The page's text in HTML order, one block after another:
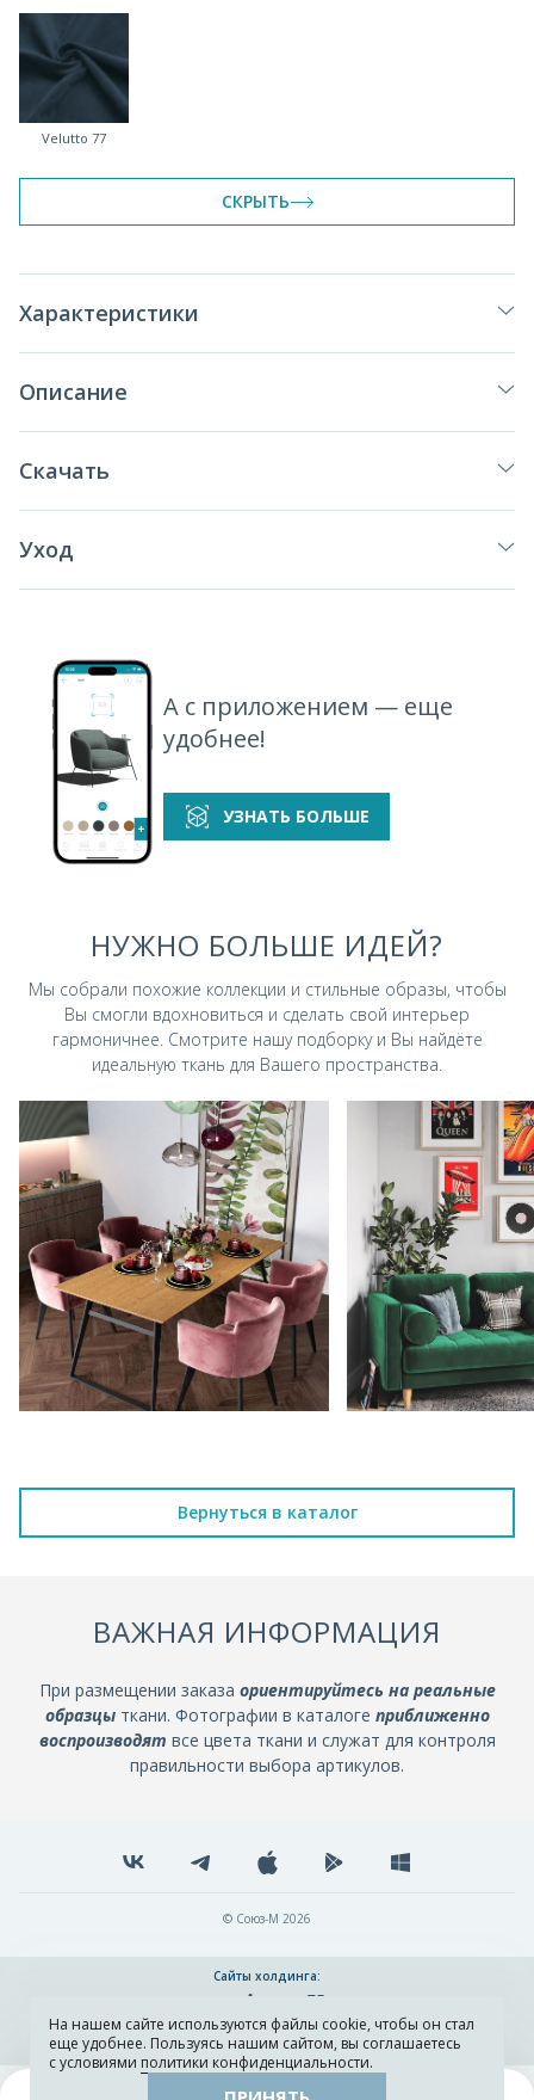
Velutto 77
СКРЫТЬ
Характеристики
Описание
Скачать
Уход
А с приложением — еще
удобнее!
УЗНАТЬ БОЛЬШЕ
НУЖНО БОЛЬШЕ ИДЕЙ?
Мы собрали похожие коллекции и стильные образы, чтобы
Вы смогли вдохновиться и сделать свой интерьер
гармоничнее. Смотрите нашу подборку и Вы найдёте
идеальную ткань для Вашего пространства.
Вернуться в каталог
ВАЖНАЯ ИНФОРМАЦИЯ
При размещении заказа ориентируйтесь на реальные
образцыткани. Фотографии в каталоге приближенно
воспроизводят все цвета ткани и служат для контроля
правильности выбора артикулов.
© Союз-М 2026
Сайты холдинга:
Разработка и поддержка сайта ADN
На нашем сайте используются файлы cookie, чтобы он стал
еще удобнее. Пользуясь нашим сайтом, вы соглашаетесь
с условиями политики конфиденциальности.